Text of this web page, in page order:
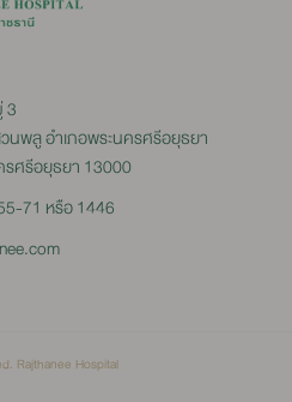
3
นพลู อำเภอพระนครศรีอยุธยา
รศรีอยุธยา 13000
71 หรือ 1446
Rajthanee Hospital